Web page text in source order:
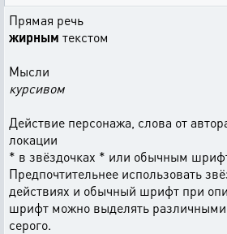
Прямая речь
жирным текстом
Мысли
курсивом
Действие персонажа, слова от
локации
* в звёздочках * или обычным
Предпочтительнее использовать
действиях и обычный шрифт при
шрифт можно выделять
серого.